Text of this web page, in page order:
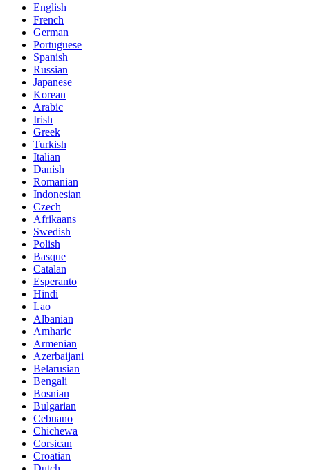
English
French
German
Portuguese
Spanish
Russian
Japanese
Korean
Arabic
Irish
Greek
Turkish
Italian
Danish
Romanian
Indonesian
Czech
Afrikaans
Swedish
Polish
Basque
Catalan
Esperanto
Hindi
Lao
Albanian
Amharic
Armenian
Azerbaijani
Belarusian
Bengali
Bosnian
Bulgarian
Cebuano
Chichewa
Corsican
Croatian